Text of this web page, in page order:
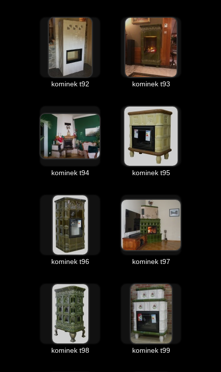
kominek t92 kominek t93
kominek t94 kominek t95
kominek t96 kominek t97
kominek t98 kominek t99